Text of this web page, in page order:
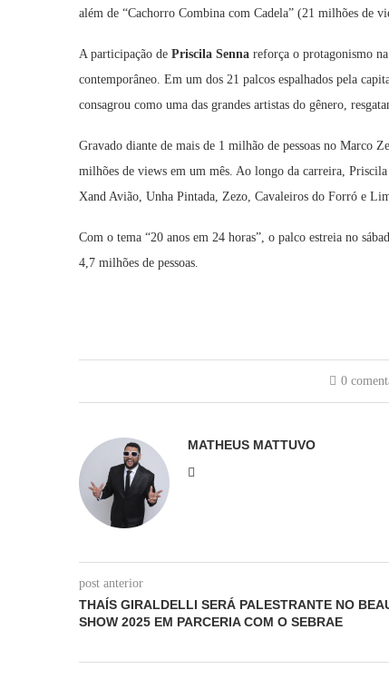
além de “Cachorro Combina com Cadela” (21 milhões de
A participação de Priscila Senna reforça o protagonismo
contemporâneo. Em um dos 21 palcos espalhados pela
consagrou como uma das grandes artistas do gênero,
Gravado diante de mais de 1 milhão de pessoas no Marco
milhões de views em um mês. Ao longo da carreira,
Xand Avião, Unha Pintada, Zezo, Cavaleiros do Forró e
Com o tema “20 anos em 24 horas”, o palco estreia no
4,7 milhões de pessoas.
0
MATHEUS MATTUVO
post anterior
THAÍS GIRALDELLI SERÁ PALESTRANTE NO
SHOW 2025 EM PARCERIA COM O SEBRAE